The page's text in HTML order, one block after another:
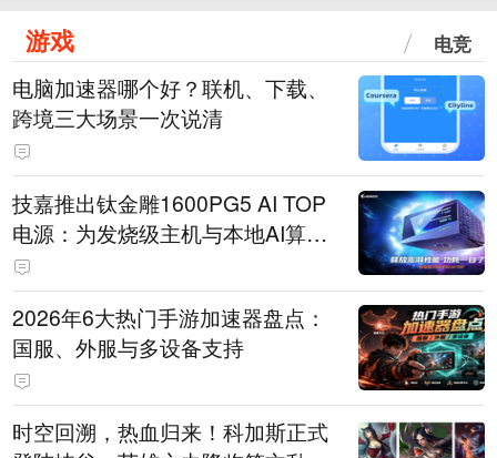
游戏 电竞
电脑加速器哪个好？联机、下载、
跨境三大场景一次说清
技嘉推出钛金雕1600PG5 AI TOP
电源：为发烧级主机与本地AI算力
打造旗舰供电方案
2026年6大热门手游加速器盘点：
国服、外服与多设备支持
时空回溯，热血归来！科加斯正式